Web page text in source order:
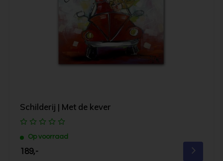
Schilderij | Met de kever
Op voorraad
189,-